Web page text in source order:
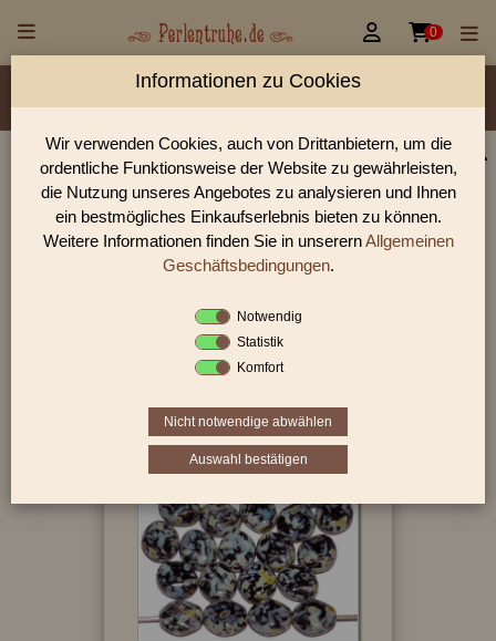
 0
Material/Glassorte Sorte/Form Farbe
Größen
Lochdurchmesser
Perlen Shop für gedrückte Perlen Oliven flach
In unserem Perlen Shop finden sie zahlreich gedrückte Perlen
Oliven flach und viele weiter Glasperlen.
Sie befinden sich in folgender Kategorie:
gedrückte Perlen|Oliven
Informationen zu Cookies
Wir verwenden Cookies, auch von Drittanbietern, um die
ordentliche Funktionsweise der Website zu gewährleisten,
die Nutzung unseres Angebotes zu analysieren und Ihnen
ein bestmögliches Einkaufserlebnis bieten zu können.
Weitere Informationen finden Sie in unserernAllgemeinen
Geschäftsbedingungen.
Notwendig
Statistik
Komfort
Nicht notwendige abwählen
Auswahl bestätigen